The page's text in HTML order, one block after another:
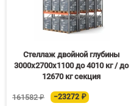
Стеллаж двойной глубины
3000х2700х1100 до 4010 кг / до
12670 кг секция
161582 ₽ −23272 ₽